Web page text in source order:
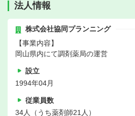
法人情報
株式会社協同プランニング
【事業内容】
岡山県内にて調剤薬局の運営
設立
1994年04月
従業員数
34人（うち薬剤師21人）